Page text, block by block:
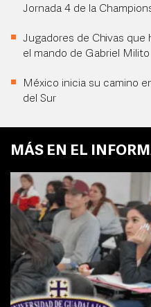
Jornada 4 de la
Jugadores de Chivas que
el mando de Gabriel Milito
México inicia su camino
del Sur
MÁS EN EL